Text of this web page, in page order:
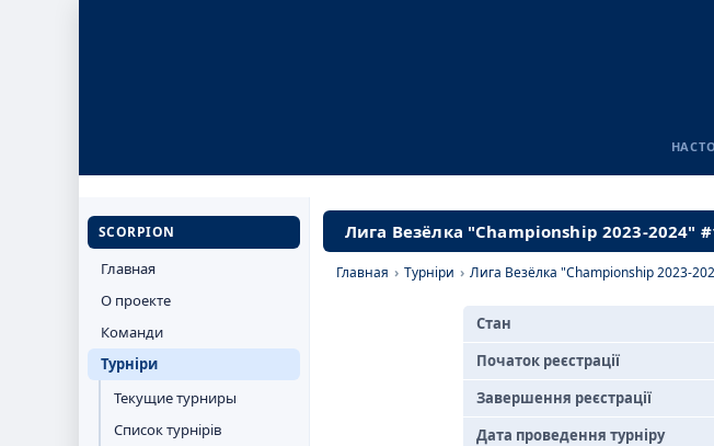
SCORPION
Главная
О проекте
Команди
Турніри
Текущие турниры
Список турнірів
Лига Везёлка "Championship 2023-2024"
Главная › Турніри › Лига Везёлка "Championship 2023-
Стан
Початок реєстрації
Завершення реєстрації
Дата проведення турніру